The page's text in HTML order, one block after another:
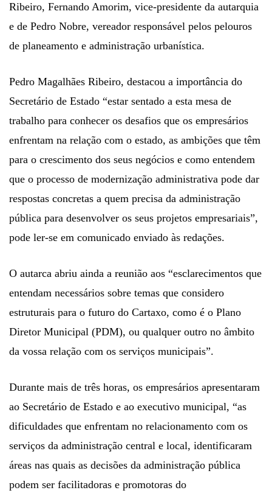
Ribeiro, Fernando Amorim, vice-presidente da autarquia
e de Pedro Nobre, vereador responsável pelos pelouros
de planeamento e administração urbanística.
Pedro Magalhães Ribeiro, destacou a importância do
Secretário de Estado “estar sentado a esta mesa de
trabalho para conhecer os desafios que os empresários
enfrentam na relação com o estado, as ambições que têm
para o crescimento dos seus negócios e como entendem
que o processo de modernização administrativa pode dar
respostas concretas a quem precisa da administração
pública para desenvolver os seus projetos empresariais”,
pode ler-se em comunicado enviado às redações.
O autarca abriu ainda a reunião aos “esclarecimentos que
entendam necessários sobre temas que considero
estruturais para o futuro do Cartaxo, como é o Plano
Diretor Municipal (PDM), ou qualquer outro no âmbito
da vossa relação com os serviços municipais”.
Durante mais de três horas, os empresários apresentaram
ao Secretário de Estado e ao executivo municipal, “as
dificuldades que enfrentam no relacionamento com os
serviços da administração central e local, identificaram
áreas nas quais as decisões da administração pública
podem ser facilitadoras e promotoras do